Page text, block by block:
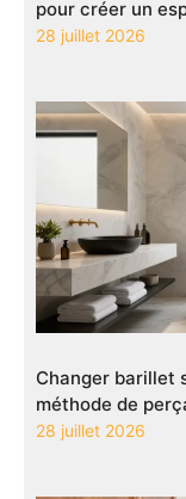
pour créer un
28 juillet 2026
Changer barillet
méthode de
28 juillet 2026